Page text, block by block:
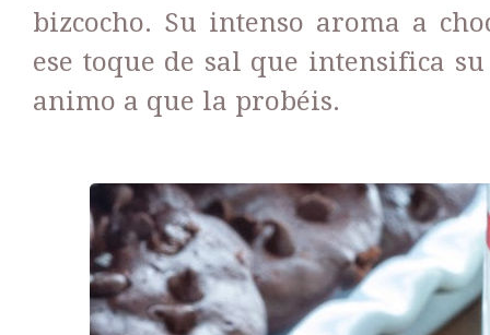
bizcocho. Su intenso aroma a
ese toque de sal que intensifica
animo a que la probéis.